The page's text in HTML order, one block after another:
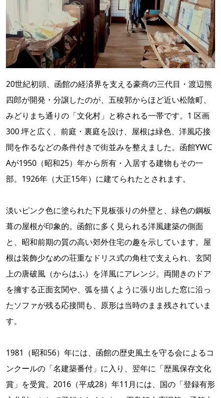
20世紀初頭、函館の経済界を支える豪商の三代目・渡辺熊
四郎が開発・分譲したのが、五稜郭からほど近い松陰町、
みどりまち通りの「文化村」と称される一帯です。1 区画
300 坪と広く、前庭・裏庭を設け、屋根は緑色、洋風応接
間を作るなどの条件付きで街並みを整えました。函館YWC
Aが1950（昭和25）年から所有・入居する建物もその一
部。1926年（大正15年）に建てられたとされます。
淡いピンク色に塗られた下見板張りの外壁と、緑色の鋼板
葺の屋根が印象的。函館に多く見られる洋風建築の側面
と、昭和前期の質の高い郊外住宅の趣を示しています。屋
根は装飾少なめの荘重なドリス式の角柱で支えられ、玄関
上の唐破風（からはふ）を洋風にアレンジ。両開きのドア
を擁する正面玄関や、弧を描くように張り出した窓に沿っ
たソファが残る応接間も、原形は当時のまま残されていま
す。
1981（昭和56）年には、函館の歴史風土を守る会によるコ
ンクールの「名建築番付」に入り、翌年に「歴風保存文化
賞」を受賞。2016（平成28）年11月には、国の「登録有形